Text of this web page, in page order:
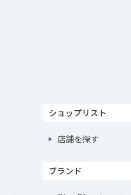
ショップリスト
店舗を探す
ブランド